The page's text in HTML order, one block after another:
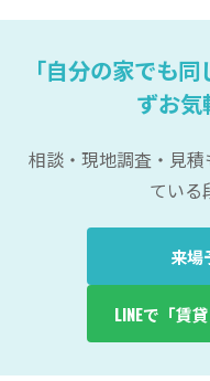
「自分の家でも
ずお気
相談・現地調査・見積
ている
来
LINEで「賃